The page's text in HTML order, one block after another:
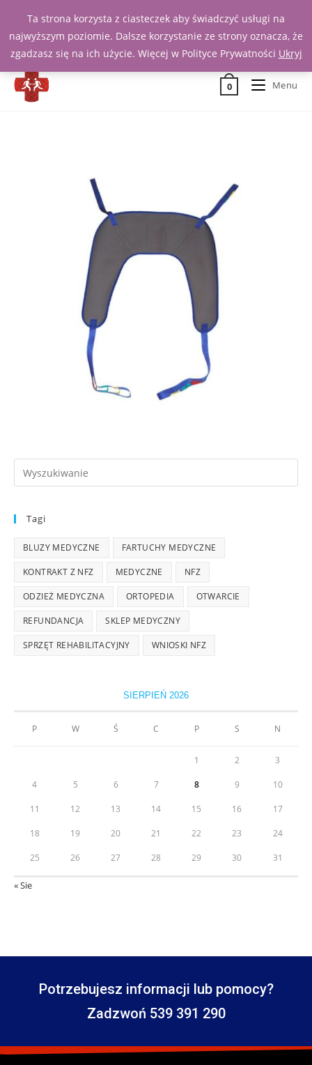
Zadzwoń 539 391 290
0 Menu
Tagi
BLUZY MEDYCZNE FARTUCHY MEDYCZNE
KONTRAKT Z NFZ MEDYCZNE NFZ
ODZIEŻ MEDYCZNA ORTOPEDIA OTWARCIE
REFUNDANCJA SKLEP MEDYCZNY
SPRZĘT REHABILITACYJNY WNIOSKI NFZ
SIERPIEŃ 2026
P W Ś C P S N
1 2 3
4 5 6 7 8 9 10
11 12 13 14 15 16 17
18 19 20 21 22 23 24
25 26 27 28 29 30 31
« Sie
Potrzebujesz informacji lub pomocy?
Zadzwoń 539 391 290
Ta strona korzysta z ciasteczek aby świadczyć usługi na
najwyższym poziomie. Dalsze korzystanie ze strony oznacza, że
zgadzasz się na ich użycie. Więcej w Polityce Prywatności Ukryj